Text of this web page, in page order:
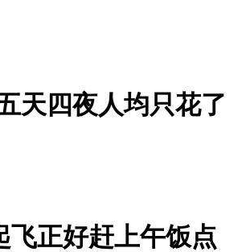
天四夜人均只花了
飞正好赶上午饭点